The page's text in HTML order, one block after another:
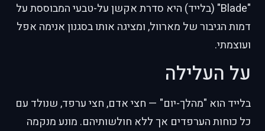
"Blade" (בלייד) היא סדרת אקשן על-טבעי המבוססת על
דמות הגיבור של מארוול, ומציגה אותו בסגנון אנימה אפל
ועוצמתי.
על העלילה
בלייד הוא "מהלך-יום" — חצי אדם, חצי ערפד, שנולד עם
כל כוחות הערפדים אך ללא חולשותיהם. מונע מנקמה